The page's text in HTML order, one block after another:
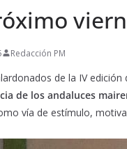
Redacción PM
de la IV edición
de los andaluces
vía de estímulo,